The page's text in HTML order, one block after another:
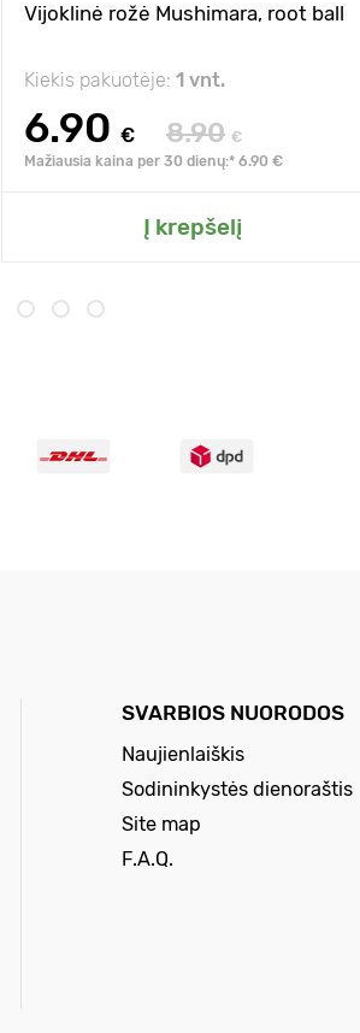
Vijoklinė rožė Mushimara, root ball
Kiekis pakuotėje: 1 vnt.
6.90 € 8.90 €
Mažiausia kaina per 30 dienų:* 6.90 €
Į krepšelį
SVARBIOS NUORODOS
Naujienlaiškis
Sodininkystės dienoraštis
Site map
F.A.Q.